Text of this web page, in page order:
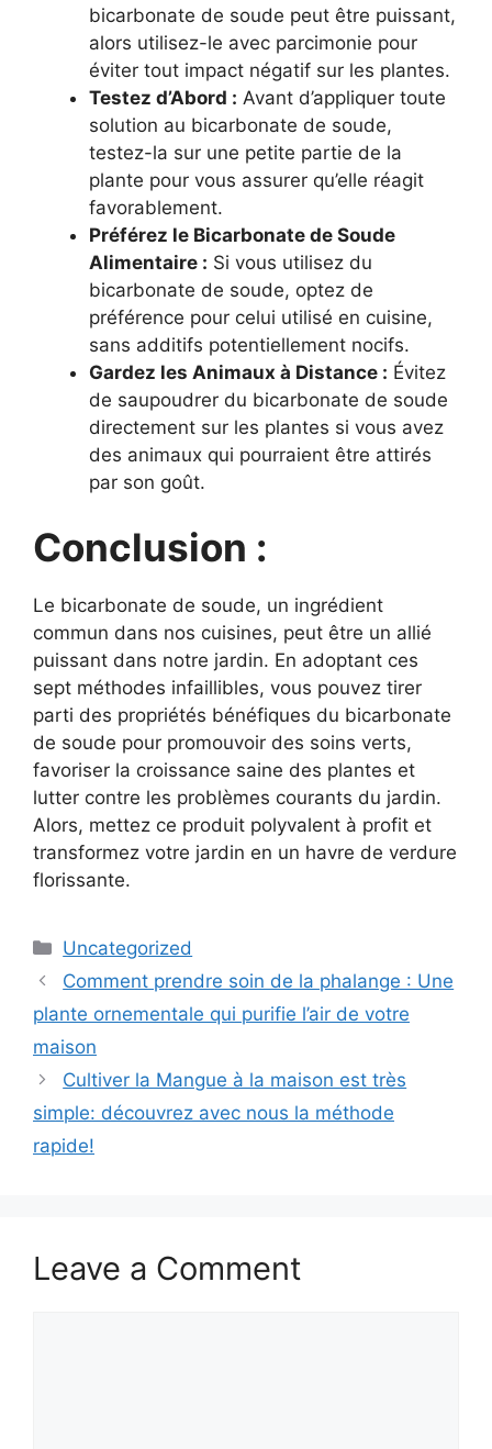
bicarbonate de soude peut être puissant,
alors utilisez-le avec parcimonie pour
éviter tout impact négatif sur les plantes.
Testez d’Abord : Avant d’appliquer toute
solution au bicarbonate de soude,
testez-la sur une petite partie de la
plante pour vous assurer qu’elle réagit
favorablement.
Préférez le Bicarbonate de Soude
Alimentaire : Si vous utilisez du
bicarbonate de soude, optez de
préférence pour celui utilisé en cuisine,
sans additifs potentiellement nocifs.
Gardez les Animaux à Distance : Évitez
de saupoudrer du bicarbonate de soude
directement sur les plantes si vous avez
des animaux qui pourraient être attirés
par son goût.
Conclusion :
Le bicarbonate de soude, un ingrédient
commun dans nos cuisines, peut être un allié
puissant dans notre jardin. En adoptant ces
sept méthodes infaillibles, vous pouvez tirer
parti des propriétés bénéfiques du bicarbonate
de soude pour promouvoir des soins verts,
favoriser la croissance saine des plantes et
lutter contre les problèmes courants du jardin.
Alors, mettez ce produit polyvalent à profit et
transformez votre jardin en un havre de verdure
florissante.
Categories
Uncategorized
Comment prendre soin de la phalange : Une
plante ornementale qui purifie l’air de votre
maison
Cultiver la Mangue à la maison est très
simple: découvrez avec nous la méthode
rapide!
Leave a Comment